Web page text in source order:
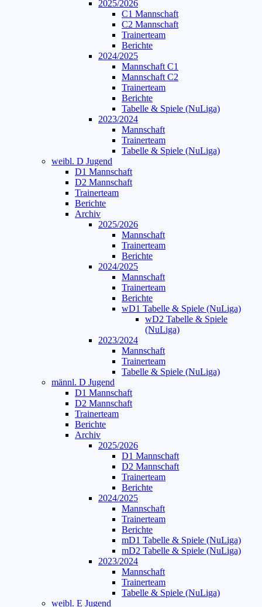
2025/2026
C1 Mannschaft
C2 Mannschaft
Trainerteam
Berichte
2024/2025
Mannschaft C1
Mannschaft C2
Trainerteam
Berichte
Tabelle & Spiele (NuLiga)
2023/2024
Mannschaft
Trainerteam
Tabelle & Spiele (NuLiga)
weibl. D Jugend
D1 Mannschaft
D2 Mannschaft
Trainerteam
Berichte
Archiv
2025/2026
Mannschaft
Trainerteam
Berichte
2024/2025
Mannschaft
Trainerteam
Berichte
wD1 Tabelle & Spiele (NuLiga)
wD2 Tabelle & Spiele
(NuLiga)
2023/2024
Mannschaft
Trainerteam
Tabelle & Spiele (NuLiga)
männl. D Jugend
D1 Mannschaft
D2 Mannschaft
Trainerteam
Berichte
Archiv
2025/2026
D1 Mannschaft
D2 Mannschaft
Trainerteam
Berichte
2024/2025
Mannschaft
Trainerteam
Berichte
mD1 Tabelle & Spiele (NuLiga)
mD2 Tabelle & Spiele (NuLiga)
2023/2024
Mannschaft
Trainerteam
Tabelle & Spiele (NuLiga)
weibl. E Jugend